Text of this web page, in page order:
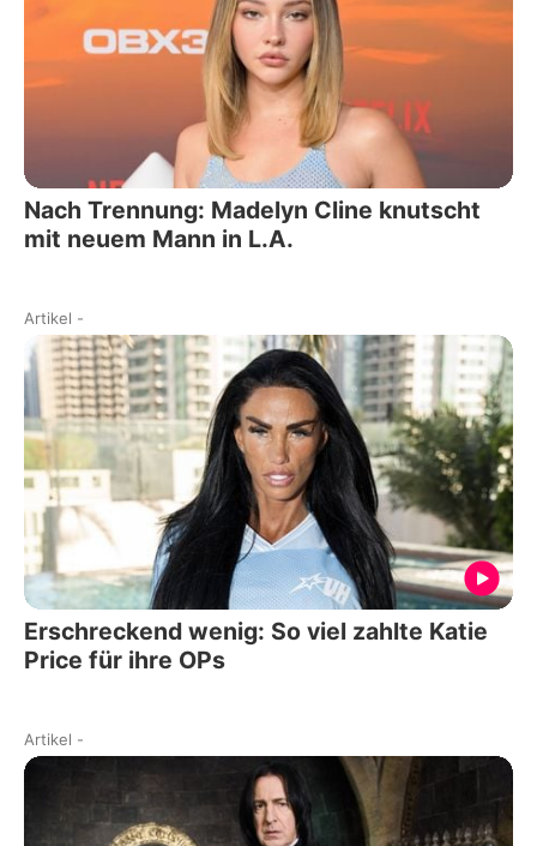
Nach Trennung: Madelyn Cline knutscht
mit neuem Mann in L.A.
Artikel -
Erschreckend wenig: So viel zahlte Katie
Price für ihre OPs
Artikel -